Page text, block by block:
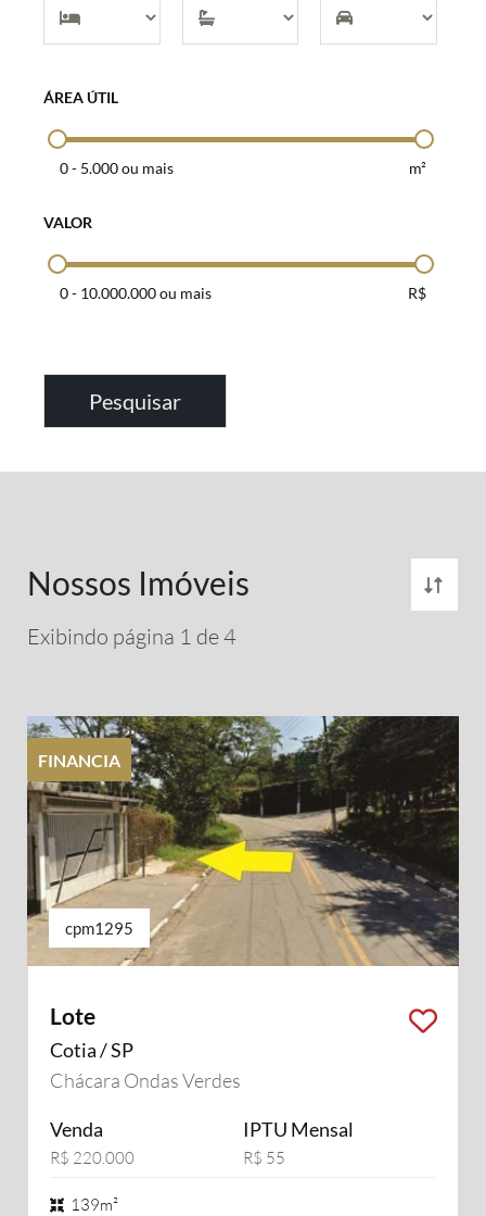
ÁREA ÚTIL
0- 5.000 ou mais m²
VALOR
0- 10.000.000 ou mais R$
Pesquisar
Nossos Imóveis
Exibindo página 1 de 4
FINANCIA
cpm1295
Lote
Cotia / SP
Chácara Ondas Verdes
Venda
R$ 220.000
IPTU Mensal
R$ 55
139m²